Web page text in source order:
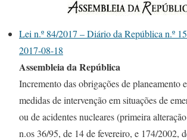
Lei n.º 84/2017 – Diário da República n.º
2017-08-18
Assembleia da República
Incremento das obrigações de planeamento
medidas de intervenção em situações de
ou de acidentes nucleares (primeira
n.os 36/95, de 14 de fevereiro, e 174/2002,